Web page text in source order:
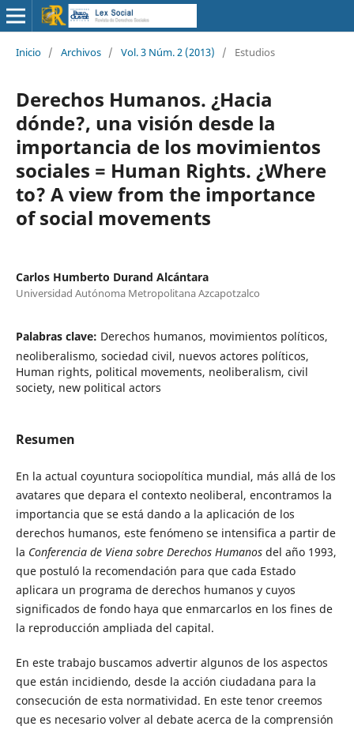
Inicio / Archivos / Vol. 3 Núm. 2 (2013) / Estudios
Derechos Humanos. ¿Hacia
dónde?, una visión desde la
importancia de los movimientos
sociales = Human Rights. ¿Where
to? A view from the importance
of social movements
Carlos Humberto Durand Alcántara
Universidad Autónoma Metropolitana Azcapotzalco
Palabras clave: Derechos humanos, movimientos políticos,
neoliberalismo, sociedad civil, nuevos actores políticos,
Human rights, political movements, neoliberalism, civil
society, new political actors
Resumen
En la actual coyuntura sociopolítica mundial, más allá de los
avatares que depara el contexto neoliberal, encontramos la
importancia que se está dando a la aplicación de los
derechos humanos, este fenómeno se intensifica a partir de
la Conferencia de Viena sobre Derechos Humanosdel año 1993,
que postuló la recomendación para que cada Estado
aplicara un programa de derechos humanos y cuyos
significados de fondo haya que enmarcarlos en los fines de
la reproducción ampliada del capital.
En este trabajo buscamos advertir algunos de los aspectos
que están incidiendo, desde la acción ciudadana para la
consecución de esta normatividad. En este tenor creemos
que es necesario volver al debate acerca de la comprensión